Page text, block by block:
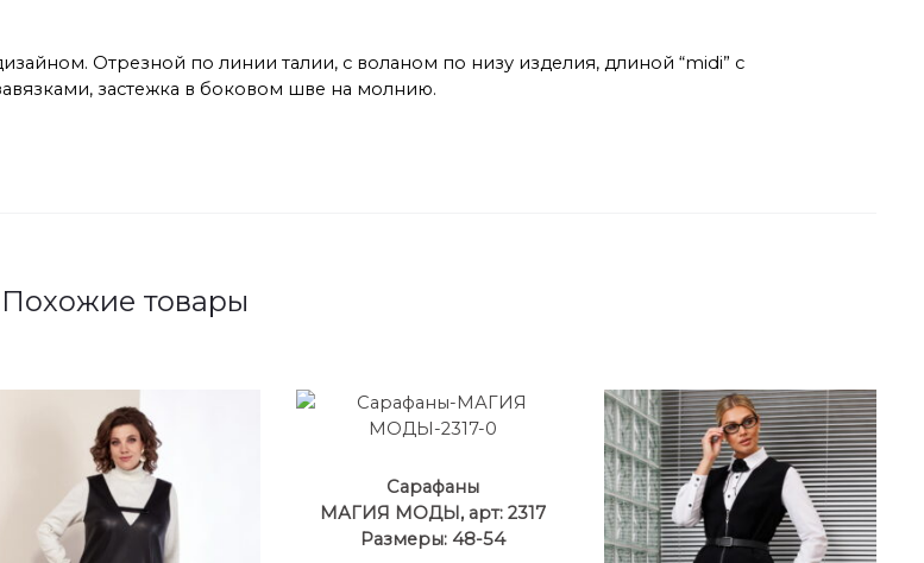
Отрезной по линии талии, с воланом по низу изделия, длиной “midi” с
застежка в боковом шве на молнию.
Похожие товары
Сарафаны
МАГИЯ МОДЫ, арт: 2317
Размеры: 48-54